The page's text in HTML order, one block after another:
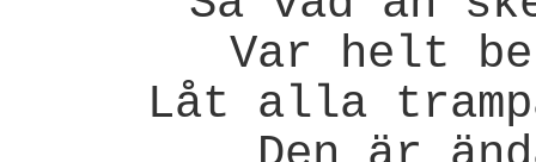
Var helt
Låt alla